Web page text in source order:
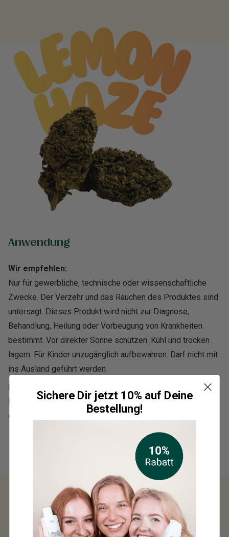
Anwendung
Wir empfehlen:
Nur für gewerbliche, technische oder wissenschaftliche
Zwecke. Der Verzehr und das Rauchen des Produktes sind
untersagt. Dieses Produkt wird nicht zur Diagnose,
Behandlung, Heilung oder Vorbeugung von Krankheiten
bestimmt. Vor direkter Sonne schützen. Kühl und trocken
lagern. Für Kinder unzugänglich aufbewahren. Darf nicht mit
ins Ausland geführt werden.
Haltbarkeit:
Das Mindesthaltbarkeitsdatum ist der Verpackung zu
entnehmen.
Inhaltsstoffe
Sichere Dir jetzt 10% auf Deine
Bestellung!